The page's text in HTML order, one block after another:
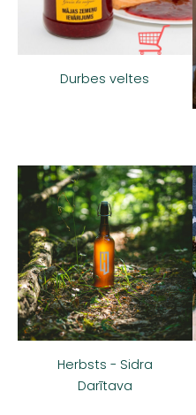
Durbes veltes
Herbsts - Sidra
Darītava